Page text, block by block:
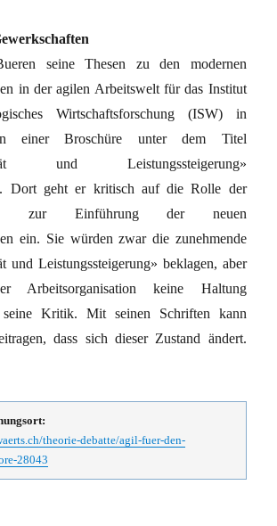
seine Thesen zu den modernen
in der agilen Arbeitswelt für das Institut
Wirtschaftsforschung (ISW) in
einer Broschüre unter dem Titel
und Leistungssteigerung»
Dort geht er kritisch auf die Rolle der
zur Einführung der neuen
ein. Sie würden zwar die zunehmende
und Leistungssteigerung» beklagen, aber
Arbeitsorganisation keine Haltung
seine Kritik. Mit seinen Schriften kann
dass sich dieser Zustand ändert.
theorie-debatte/agil-fuer-den-
28043